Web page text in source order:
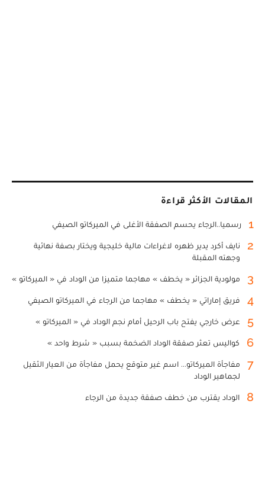
المقالات الأكثر قراءة
1 رسميا..الرجاء يحسم الصفقة الأغلى في الميركاتو الصيفي
2
نايف أكرد يدير ظهره لاغراءات مالية خليجية ويختار بصفة نهائية
وجهته المقبلة
3 مولودية الجزائر « يخطف » مهاجما متميزا من الوداد في « الميركاتو »
4 فريق إماراتي « يخطف » مهاجما من الرجاء في الميركاتو الصيفي
5 عرض خارجي يفتح باب الرحيل أمام نجم الوداد في « الميركاتو »
6 كواليس تعثر صفقة الوداد الضخمة بسبب « شرط واحد »
7
مفاجأة الميركاتو... اسم غير متوقع يحمل مفاجأة من العيار الثقيل
لجماهير الوداد
8 الوداد يقترب من خطف صفقة جديدة من الرجاء